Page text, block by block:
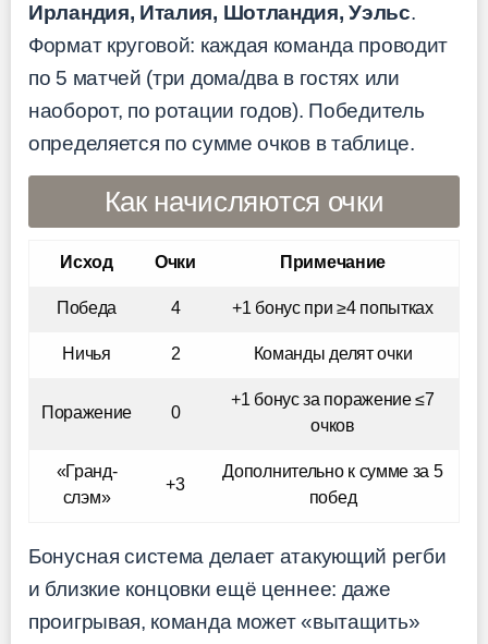
Ирландия, Италия, Шотландия, Уэльс.
Формат круговой: каждая команда проводит
по 5 матчей (три дома/два в гостях или
наоборот, по ротации годов). Победитель
определяется по сумме очков в таблице.
Как начисляются очки
Исход Очки Примечание
Победа 4 +1 бонус при ≥4 попытках
Ничья 2 Команды делят очки
Поражение 0
+1 бонус за поражение ≤7
очков
«Гранд-
слэм»
+3
Дополнительно к сумме за 5
побед
Бонусная система делает атакующий регби
и близкие концовки ещё ценнее: даже
проигрывая, команда может «вытащить»